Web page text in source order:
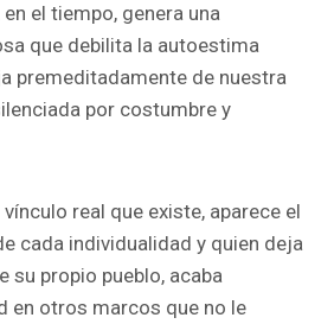
el tiempo, genera una
que debilita la autoestima
premeditadamente de nuestra
por costumbre y
real que existe, aparece el
cada individualidad y quien deja
su propio pueblo, acaba
en otros marcos que no le